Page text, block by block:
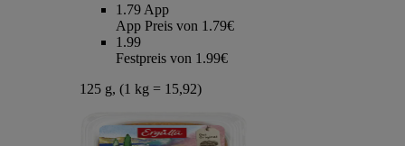
1.79 App
App Preis von 1.79€
1.99
Festpreis von 1.99€
125 g, (1 kg = 15,92)